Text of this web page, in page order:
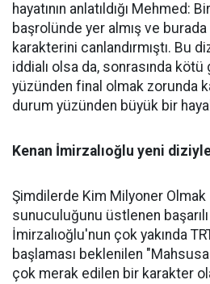
hayatının anlatıldığı Mehmed:
başrolünde yer almış ve
karakterini canlandırmıştı. Bu
iddialı olsa da, sonrasında
yüzünden final olmak zorunda
durum yüzünden büyük bir hayal
Kenan İmirzalıoğlu yeni
Şimdilerde Kim Milyoner Olmak
sunuculuğunu üstlenen
İmirzalıoğlu'nun çok yakında
başlaması beklenilen
çok merak edilen bir karakter